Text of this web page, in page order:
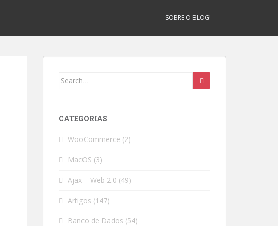
SOBRE O BLOG!
Search
CATEGORIAS
WooCommerce (2)
MacOS (3)
Ajax – Web 2.0 (49)
Artigos (147)
Banco de Dados (54)